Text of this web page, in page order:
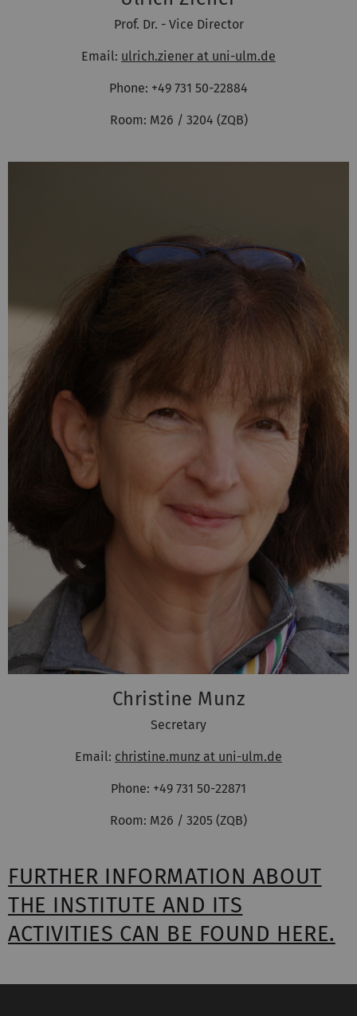
Prof. Dr. - Vice Director
Email: ulrich.ziener at uni-ulm.de
Phone: +49 731 50-22884
Room: M26 / 3204 (ZQB)
Christine Munz
Secretary
Email: christine.munz at uni-ulm.de
Phone: +49 731 50-22871
Room: M26 / 3205 (ZQB)
FURTHER INFORMATION ABOUT
THE INSTITUTE AND ITS
ACTIVITIES CAN BE FOUND HERE.